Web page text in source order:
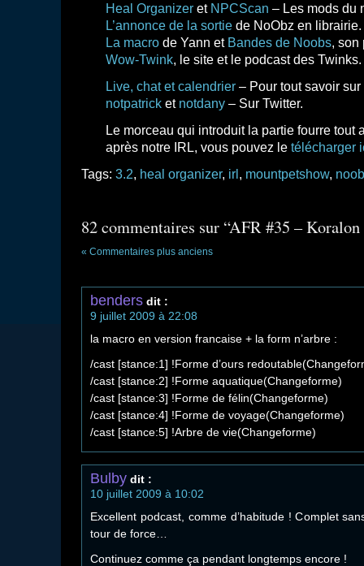
Heal Organizer et NPCScan – Les mods du
L’annonce de la sortie de NoObz en librairie.
La macro de Yann et Bandes de Noobs, son
Wow-Twink, le site et le podcast des Twinks.
Live, chat et calendrier – Pour tout savoir
notpatrick et notdany – Sur Twitter.
Le morceau qui introduit la partie fourre tout
après notre IRL, vous pouvez le télécharger
Tags: 3.2, heal organizer, irl , mountpetshow,
82 commentaires sur “AFR #35 –
« Commentaires plus anciens
benders dit :
9 juillet 2009 à 22:08
la macro en version francaise + la form n’arbre :
/cast [stance:1] !Forme d’ours
/cast [stance:2] !Forme aquatique(Changeforme)
/cast [stance:3] !Forme de félin(Changeforme)
/cast [stance:4] !Forme de voyage(Changeforme)
/cast [stance:5] !Arbre de vie(Changeforme)
Bulby dit :
10 juillet 2009 à 10:02
Excellent podcast, comme d’habitude ! Complet
tour de force…
Continuez comme ça pendant longtemps encore !